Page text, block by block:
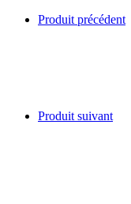
Produit précédent
Produit suivant